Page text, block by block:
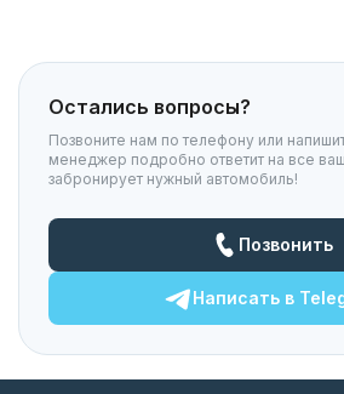
Остались вопросы?
Позвоните нам по телефону или
менеджер подробно ответит на все
забронирует нужный автомобиль!
Позвонить
Написать в